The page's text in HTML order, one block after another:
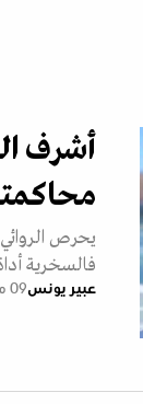
أشرف
يحرص
فالسخرية
عبير يونس09 مايو 2026